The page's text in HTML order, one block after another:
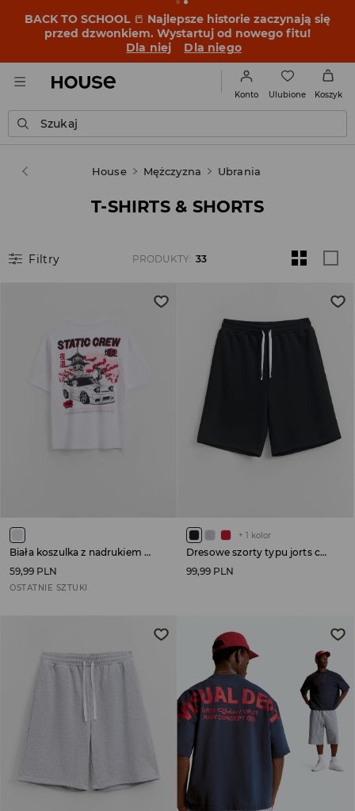
BACK TO SCHOOL 📒 Najlepsze historie zaczynają się
przed dzwonkiem. Wystartuj od nowego fitu!
Dla niej
Dla niego
Konto Ulubione Koszyk
Szukaj
House Mężczyzna Ubrania
T-SHIRTS & SHORTS
Filtry PRODUKTY: 33
Biała koszulka z nadrukiem w stylu japońskim
59,99 PLN
OSTATNIE SZTUKI
+ 1 kolor
Dresowe szorty typu jorts czarne
99,99 PLN